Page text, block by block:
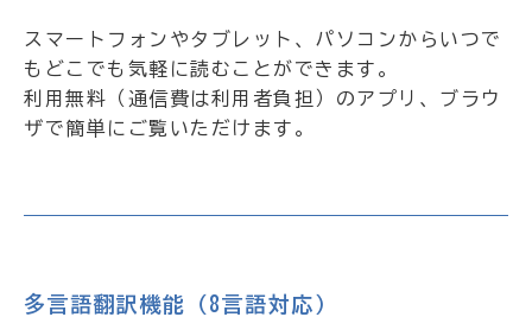
スマートフォンやタブレット、パソコンからいつで
もどこでも気軽に読むことができます。
利用無料（通信費は利用者負担）のアプリ、ブラウ
ザで簡単にご覧いただけます。
多言語翻訳機能（8言語対応）